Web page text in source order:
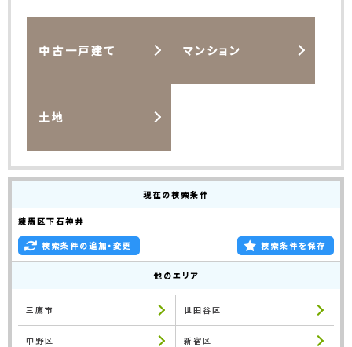
中古一戸建て マンション
土地
現在の検索条件
練馬区下石神井
検索条件の追加・変更 検索条件を保存
他のエリア
三鷹市 世田谷区
中野区 新宿区